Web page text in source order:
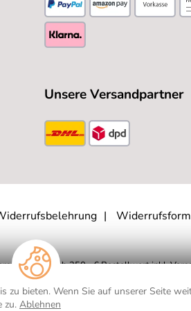
zu bieten. Wenn Sie auf unserer Seite
zu. Ablehnen
Unsere Versandpartner
, ab 250,- € Bestellwert inkl.
Länder und Informationen zur Berechnung